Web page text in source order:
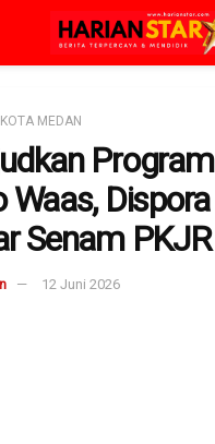
KOTA MEDAN
Waas,
Senam PKJR
12 Juni 2026